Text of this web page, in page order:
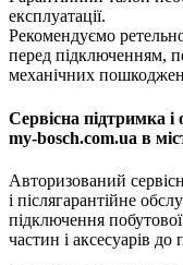
експлуатації.
Рекомендуємо
перед підключенням,
механічних
Сервісна підтримка і
my-bosch.com.ua в
Авторизований
і післягарантійне
підключення
частин і аксесуарів до